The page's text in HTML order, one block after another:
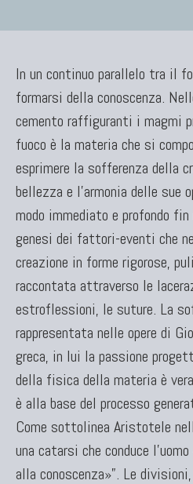
TAPPETI CLASSICI
Collezione Hyderabad
Collezione Peshawar
Collezione Agra
Collezione Zigler
TAPPETI CAUCASICI
Tappeti Caucasici Antichi:
Tappeti Caucasici Antichi:
Tappeti Caucasici Antichi
Tappeti Caucasici Vecchi
TAPPETI ANTICHI DA
Tappeti Anatolici Antichi
In un continuo parallelo tra il
formarsi della conoscenza.
cemento raffiguranti i magmi
fuoco è la materia che si
esprimere la sofferenza della
bellezza e l'armonia delle sue
modo immediato e profondo
genesi dei fattori-eventi che
creazione in forme rigorose,
raccontata attraverso le
estroflessioni, le suture. La
rappresentata nelle opere di
greca, in lui la passione
della fisica della materia è
è alla base del processo
Come sottolinea Aristotele
una catarsi che conduce
alla conoscenza»”. Le